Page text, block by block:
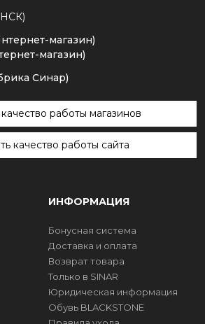
магазин)
магазин)
Синар)
работы магазинов
качество работы сайта
ИНФОРМАЦИЯ
Бонусная система
Доставка и оплата
Возврат товара
Только в SINAR
Юридическая информация
Обувь BLACKSTONE